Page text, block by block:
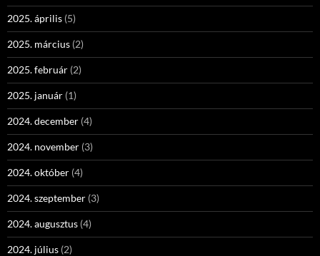
2025. április (5)
2025. március (2)
2025. február (2)
2025. január (1)
2024. december (4)
2024. november (3)
2024. október (4)
2024. szeptember (3)
2024. augusztus (4)
2024. július (2)